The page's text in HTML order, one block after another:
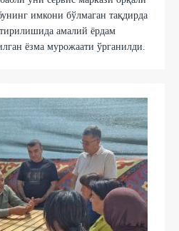
имкони бўлмаган тақдирда
амалий ёрдам
ёзма мурожаати ўрганилди.